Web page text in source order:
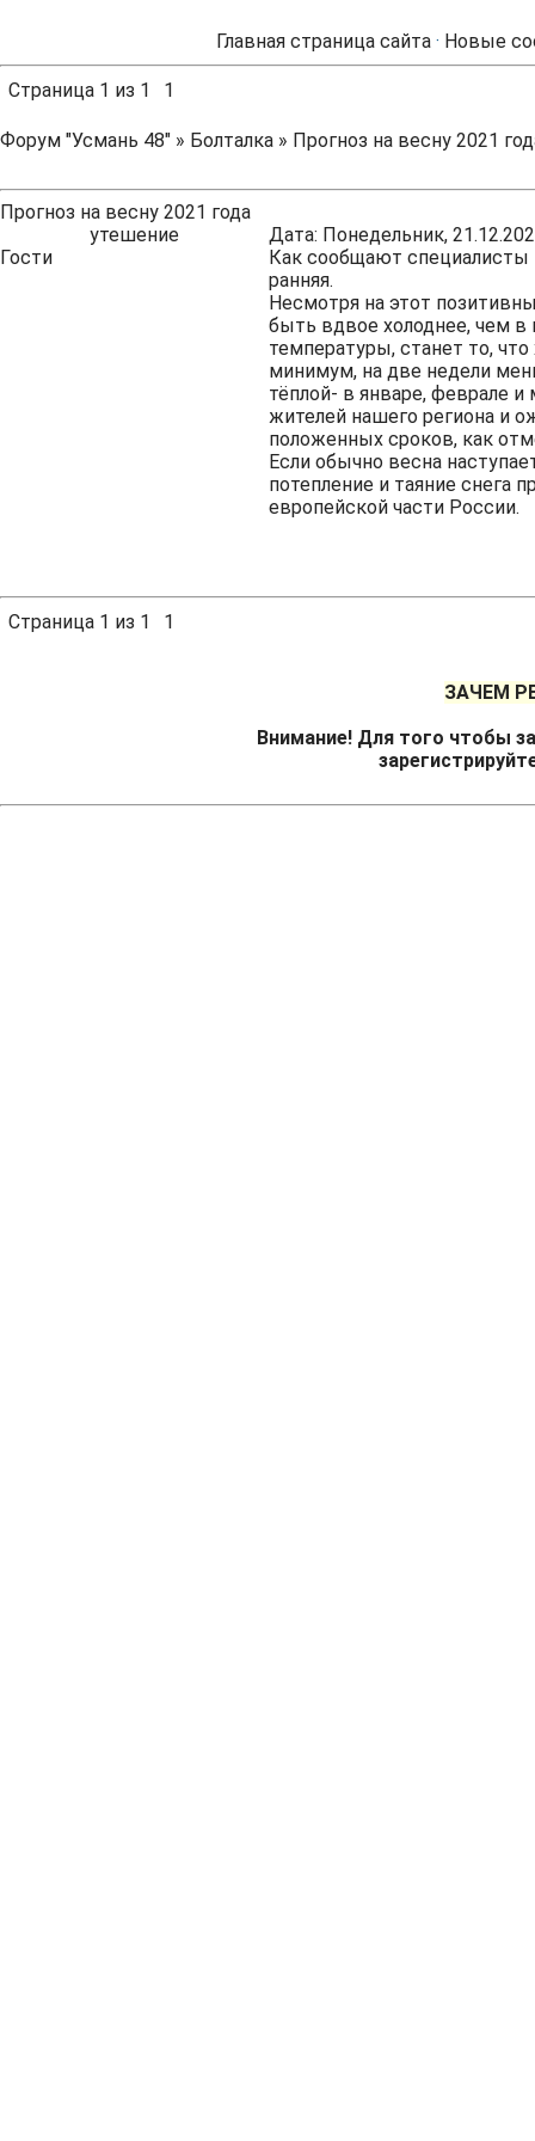
Главная страница сайта · Новые
Страница 1 из 1 1
Форум "Усмань 48" » Болталка » Прогноз на весну 2021
Прогноз на весну 2021 года
утешение
Дата: Понедельник,
Гости
Как сообщают специалисты
ранняя.
Несмотря на этот
быть вдвое холоднее, чем в
температуры, станет то,
минимум, на две недели
тёплой- в январе, феврале
жителей нашего региона и
положенных сроков, как
Если обычно весна
потепление и таяние снега
европейской части России.
Страница 1 из 1 1
ЗАЧЕМ
Внимание! Для того чтобы